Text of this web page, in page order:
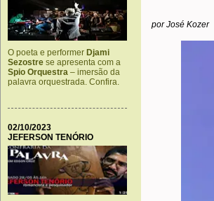
O poeta e performer Djami
Sezostre se apresenta com a
Spio Orquestra – imersão da
palavra orquestrada. Confira.
02/10/2023
JEFERSON TENÓRIO
por José Kozer